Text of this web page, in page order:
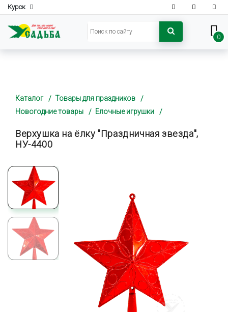
Курск
0
Каталог
Товары для праздников
Новогодние товары
Елочные игрушки
Верхушка на ёлку "Праздничная звезда",
НУ-4400